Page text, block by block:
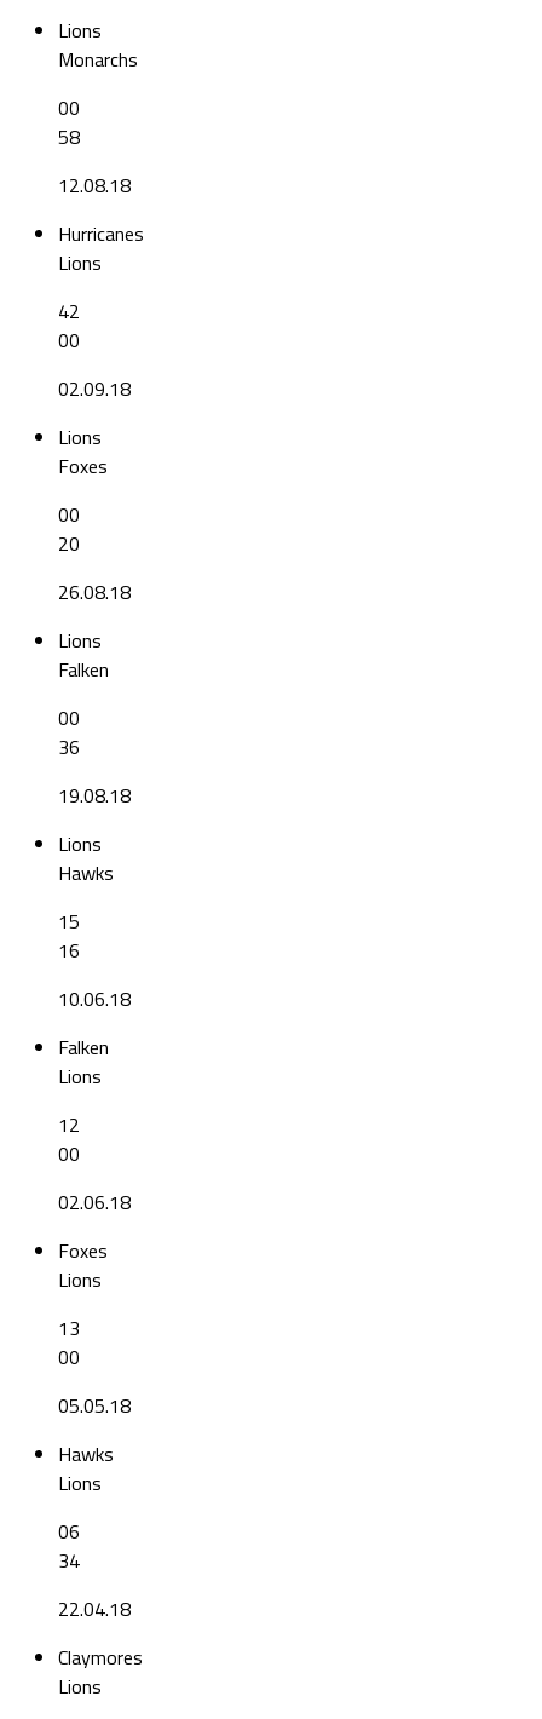
Lions
Monarchs
00
58
12.08.18
Hurricanes
Lions
42
00
02.09.18
Lions
Foxes
00
20
26.08.18
Lions
Falken
00
36
19.08.18
Lions
Hawks
15
16
10.06.18
Falken
Lions
12
00
02.06.18
Foxes
Lions
13
00
05.05.18
Hawks
Lions
06
34
22.04.18
Claymores
Lions